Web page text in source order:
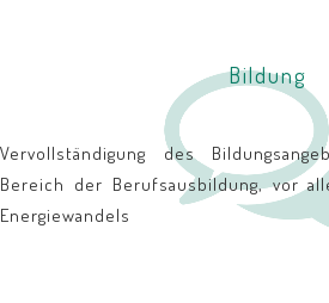
Bildung
Vervollständigung des
Bereich der Berufsausbildung, vor
Energiewandels